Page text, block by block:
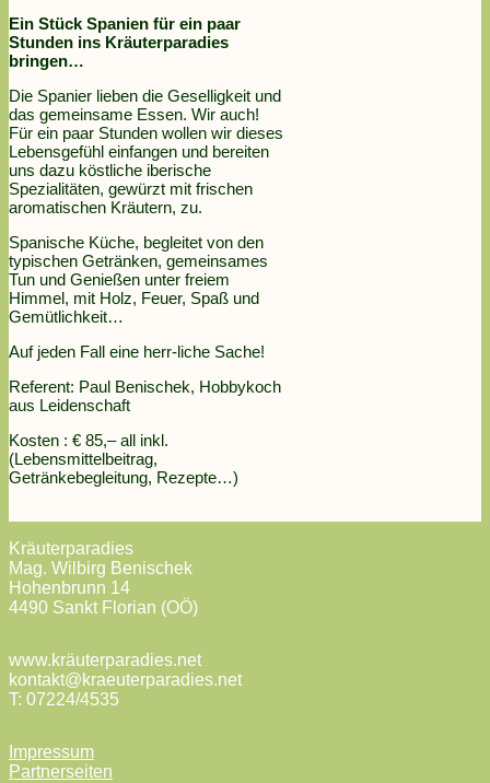
Ein Stück Spanien für ein paar
Stunden ins Kräuterparadies
bringen…
Die Spanier lieben die Geselligkeit und
das gemeinsame Essen. Wir auch!
Für ein paar Stunden wollen wir dieses
Lebensgefühl einfangen und bereiten
uns dazu köstliche iberische
Spezialitäten, gewürzt mit frischen
aromatischen Kräutern, zu.
Spanische Küche, begleitet von den
typischen Getränken, gemeinsames
Tun und Genießen unter freiem
Himmel, mit Holz, Feuer, Spaß und
Gemütlichkeit…
Auf jeden Fall eine herr-liche Sache!
Referent: Paul Benischek, Hobbykoch
aus Leidenschaft
Kosten : € 85,– all inkl.
(Lebensmittelbeitrag,
Getränkebegleitung, Rezepte…)
Kräuterparadies
Mag. Wilbirg Benischek
Hohenbrunn 14
4490 Sankt Florian (OÖ)
www.kräuterparadies.net
kontakt@kraeuterparadies.net
T: 07224/4535
Impressum
Partnerseiten